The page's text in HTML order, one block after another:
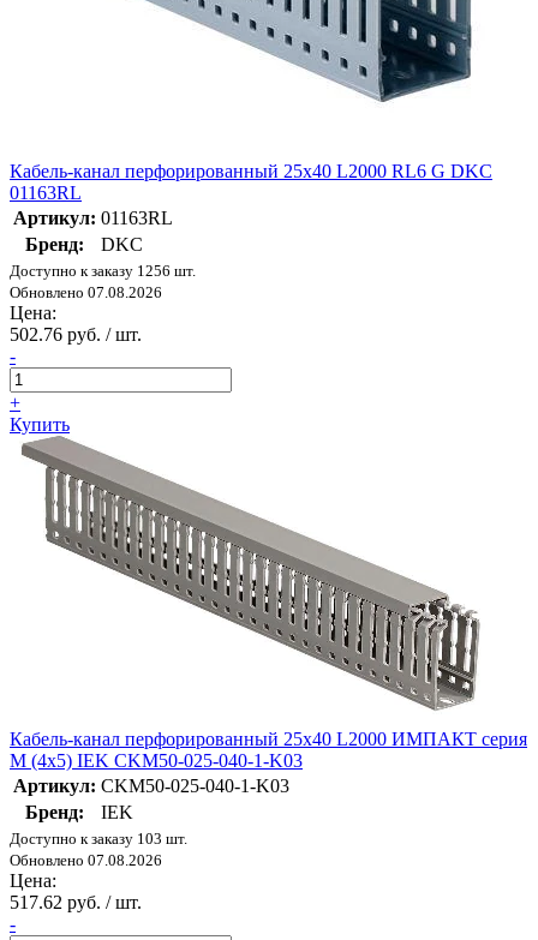
Кабель-канал перфорированный 25х40 L2000 RL6 G DKC
01163RL
Артикул: 01163RL
Бренд:
DKC
Доступно к заказу 1256 шт.
Обновлено 07.08.2026
Цена:
502.76 руб. / шт.
-
+
Купить
Кабель-канал перфорированный 25х40 L2000 ИМПАКТ серия
М (4х5) IEK CKM50-025-040-1-K03
Артикул: CKM50-025-040-1-K03
Бренд:
IEK
Доступно к заказу 103 шт.
Обновлено 07.08.2026
Цена:
517.62 руб. / шт.
-